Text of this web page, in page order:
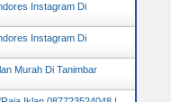
Instagram Di
Instagram Di
Murah Di Tanimbar